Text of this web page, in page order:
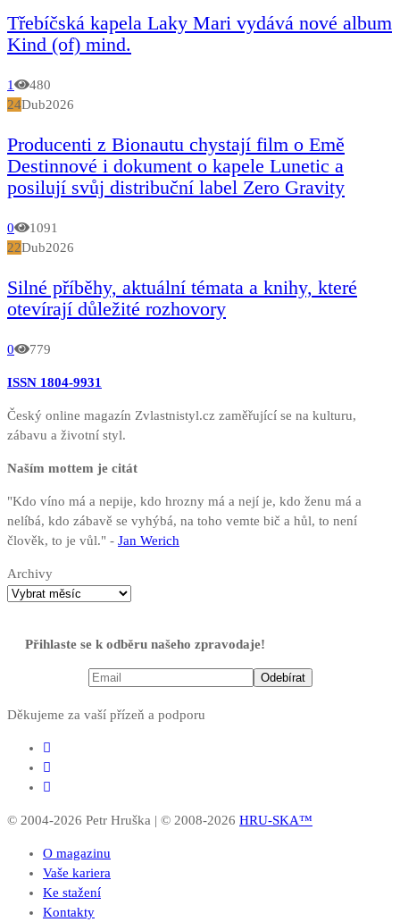
Třebíčská kapela Laky Mari vydává nové album
Kind (of) mind.
1
480
24Dub2026
Producenti z Bionautu chystají film o Emě
Destinnové i dokument o kapele Lunetic a
posilují svůj distribuční label Zero Gravity
0
1091
22Dub2026
Silné příběhy, aktuální témata a knihy, které
otevírají důležité rozhovory
0 779
ISSN 1804-9931
Český online magazín Zvlastnistyl.cz zaměřující se na kulturu,
zábavu a životní styl.
Naším mottem je citát
"Kdo víno má a nepije, kdo hrozny má a nejí je, kdo ženu má a
nelíbá, kdo zábavě se vyhýbá, na toho vemte bič a hůl, to není
člověk, to je vůl." - Jan Werich
Archivy
Přihlaste se k odběru našeho zpravodaje!
Děkujeme za vaší přízeň a podporu
© 2004-2026 Petr Hruška | © 2008-2026 HRU-SKA™
O magazinu
Vaše kariera
Ke stažení
Kontakty